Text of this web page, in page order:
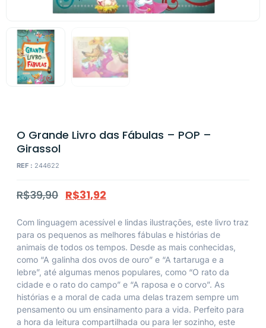
O Grande Livro das Fábulas – POP –
Girassol
REF : 244622
R$39,90 R$31,92
Com linguagem acessível e lindas ilustrações, este livro traz
para os pequenos as melhores fábulas e histórias de
animais de todos os tempos. Desde as mais conhecidas,
como “A galinha dos ovos de ouro” e “A tartaruga e a
lebre”, até algumas menos populares, como “O rato da
cidade e o rato do campo” e “A raposa e o corvo”. As
histórias e a moral de cada uma delas trazem sempre um
pensamento ou um ensinamento para a vida. Perfeito para
a hora da leitura compartilhada ou para ler sozinho, este